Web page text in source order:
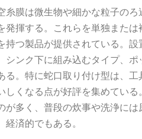
膜は微生物や細かな粒子のろ
揮する。これらを単独または
つ製品が提供されている。設
シンク下に組み込むタイプ、ポ
る。特に蛇口取り付け型は、工
くなる点が好評を集めている
多く、普段の炊事や洗浄には
済的でもある。